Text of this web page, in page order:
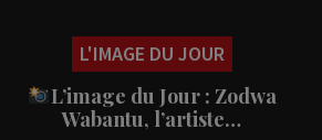
L'IMAGE DU JOUR
L’image du Jour : Zodwa
Wabantu, l’artiste…